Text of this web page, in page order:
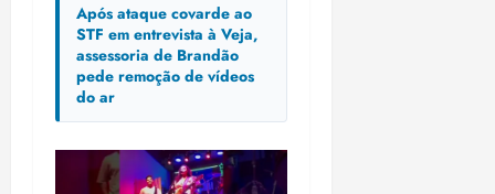
Após ataque covarde ao
STF em entrevista à Veja,
assessoria de Brandão
pede remoção de vídeos
do ar